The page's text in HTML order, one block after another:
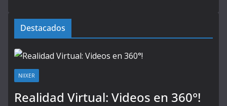
Destacados
NIIXER
Realidad Virtual: Videos en 360°!